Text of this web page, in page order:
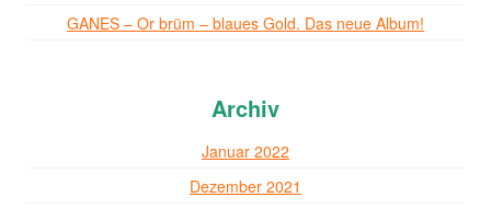
GANES – Or brüm – blaues Gold. Das neue Album!
Archiv
Januar 2022
Dezember 2021